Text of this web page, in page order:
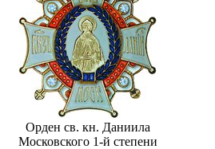
Орден св. кн. Даниила
Московского 1-й степени